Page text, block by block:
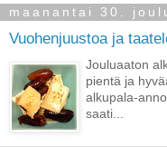
maanantai 30.
Vuohenjuustoa ja
Jouluaaton
pientä ja
alkupala-
saati...